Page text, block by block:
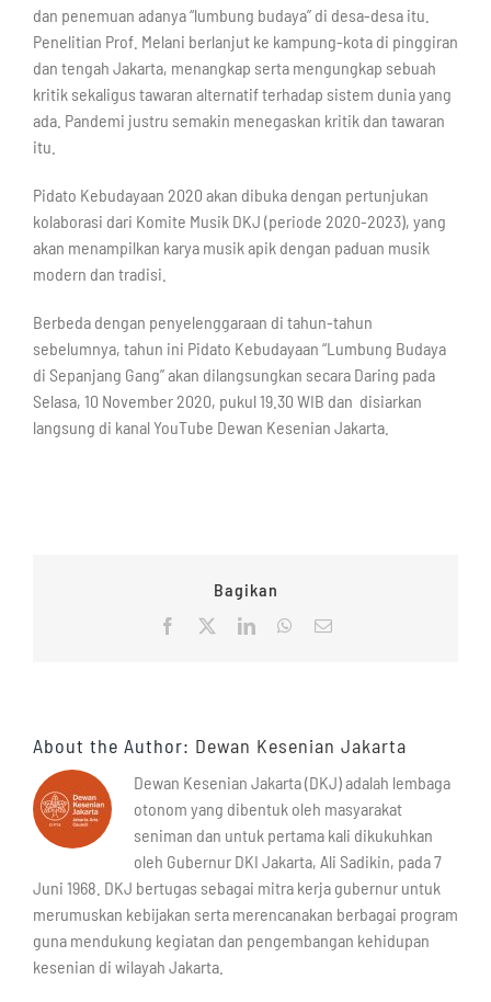
dan penemuan adanya “lumbung budaya” di desa-desa itu.
Penelitian Prof. Melani berlanjut ke kampung-kota di pinggiran
dan tengah Jakarta, menangkap serta mengungkap sebuah
kritik sekaligus tawaran alternatif terhadap sistem dunia yang
ada. Pandemi justru semakin menegaskan kritik dan tawaran
itu.
Pidato Kebudayaan 2020 akan dibuka dengan pertunjukan
kolaborasi dari Komite Musik DKJ (periode 2020-2023), yang
akan menampilkan karya musik apik dengan paduan musik
modern dan tradisi.
Berbeda dengan penyelenggaraan di tahun-tahun
sebelumnya, tahun ini Pidato Kebudayaan “Lumbung Budaya
di Sepanjang Gang” akan dilangsungkan secara Daring pada
Selasa, 10 November 2020, pukul 19.30 WIB dan disiarkan
langsung di kanal YouTube Dewan Kesenian Jakarta.
Bagikan
Facebook LinkedInWhatsApp
Email
About the Author: Dewan Kesenian Jakarta
Dewan Kesenian Jakarta (DKJ) adalah lembaga
otonom yang dibentuk oleh masyarakat
seniman dan untuk pertama kali dikukuhkan
oleh Gubernur DKI Jakarta, Ali Sadikin, pada 7
Juni 1968. DKJ bertugas sebagai mitra kerja gubernur untuk
merumuskan kebijakan serta merencanakan berbagai program
guna mendukung kegiatan dan pengembangan kehidupan
kesenian di wilayah Jakarta.